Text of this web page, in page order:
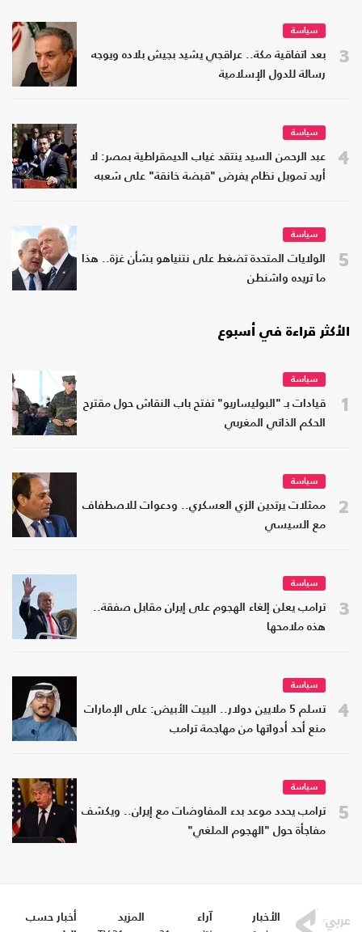
3
سياسة
بعد اتفاقية مكة.. عراقجي يشيد بجيش بلاده ويوجه
رسالة للدول الإسلامية
4
سياسة
عبد الرحمن السيد ينتقد غياب الديمقراطية بمصر: لا
أريد تمويل نظام يفرض "قبضة خانقة" على شعبه
5
سياسة
الولايات المتحدة تضغط على نتنياهو بشأن غزة.. هذا
ما تريده واشنطن
الأكثر قراءة في أسبوع
1
سياسة
قيادات بـ "البوليساريو" تفتح باب النقاش حول مقترح
الحكم الذاتي المغربي
2
سياسة
ممثلات يرتدين الزي العسكري.. ودعوات للاصطفاف
مع السيسي
3
سياسة
ترامب يعلن إلغاء الهجوم على إيران مقابل صفقة..
هذه ملامحها
4
سياسة
تسلم 5 ملايين دولار.. البيت الأبيض: على الإمارات
منع أحد أدواتها من مهاجمة ترامب
5
سياسة
ترامب يحدد موعد بدء المفاوضات مع إيران.. ويكشف
مفاجأة حول "الهجوم الملغي"
الأخبار آراء المزيد
أخبار حسب